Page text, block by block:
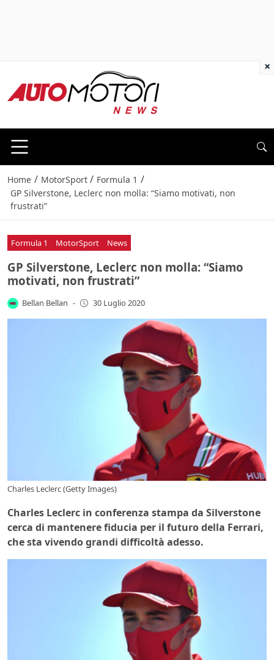
Home / MotorSport / Formula 1 /
GP Silverstone, Leclerc non molla: “Siamo motivati, non
frustrati”
Formula 1 MotorSport News
GP Silverstone, Leclerc non molla: “Siamo
motivati, non frustrati”
Bellan Bellan - 30 Luglio 2020
Charles Leclerc (Getty Images)
Charles Leclerc in conferenza stampa da Silverstone
cerca di mantenere fiducia per il futuro della Ferrari,
che sta vivendo grandi difficoltà adesso.
×